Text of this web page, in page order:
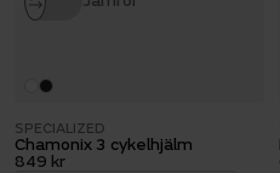
SPECIALIZED
Chamonix 3 cykelhjälm
849 kr